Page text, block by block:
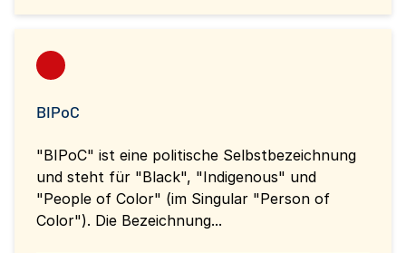
BIPoC
"BIPoC" ist eine politische Selbstbezeichnung
und steht für "Black", "Indigenous" und
"People of Color" (im Singular "Person of
Color"). Die Bezeichnung...